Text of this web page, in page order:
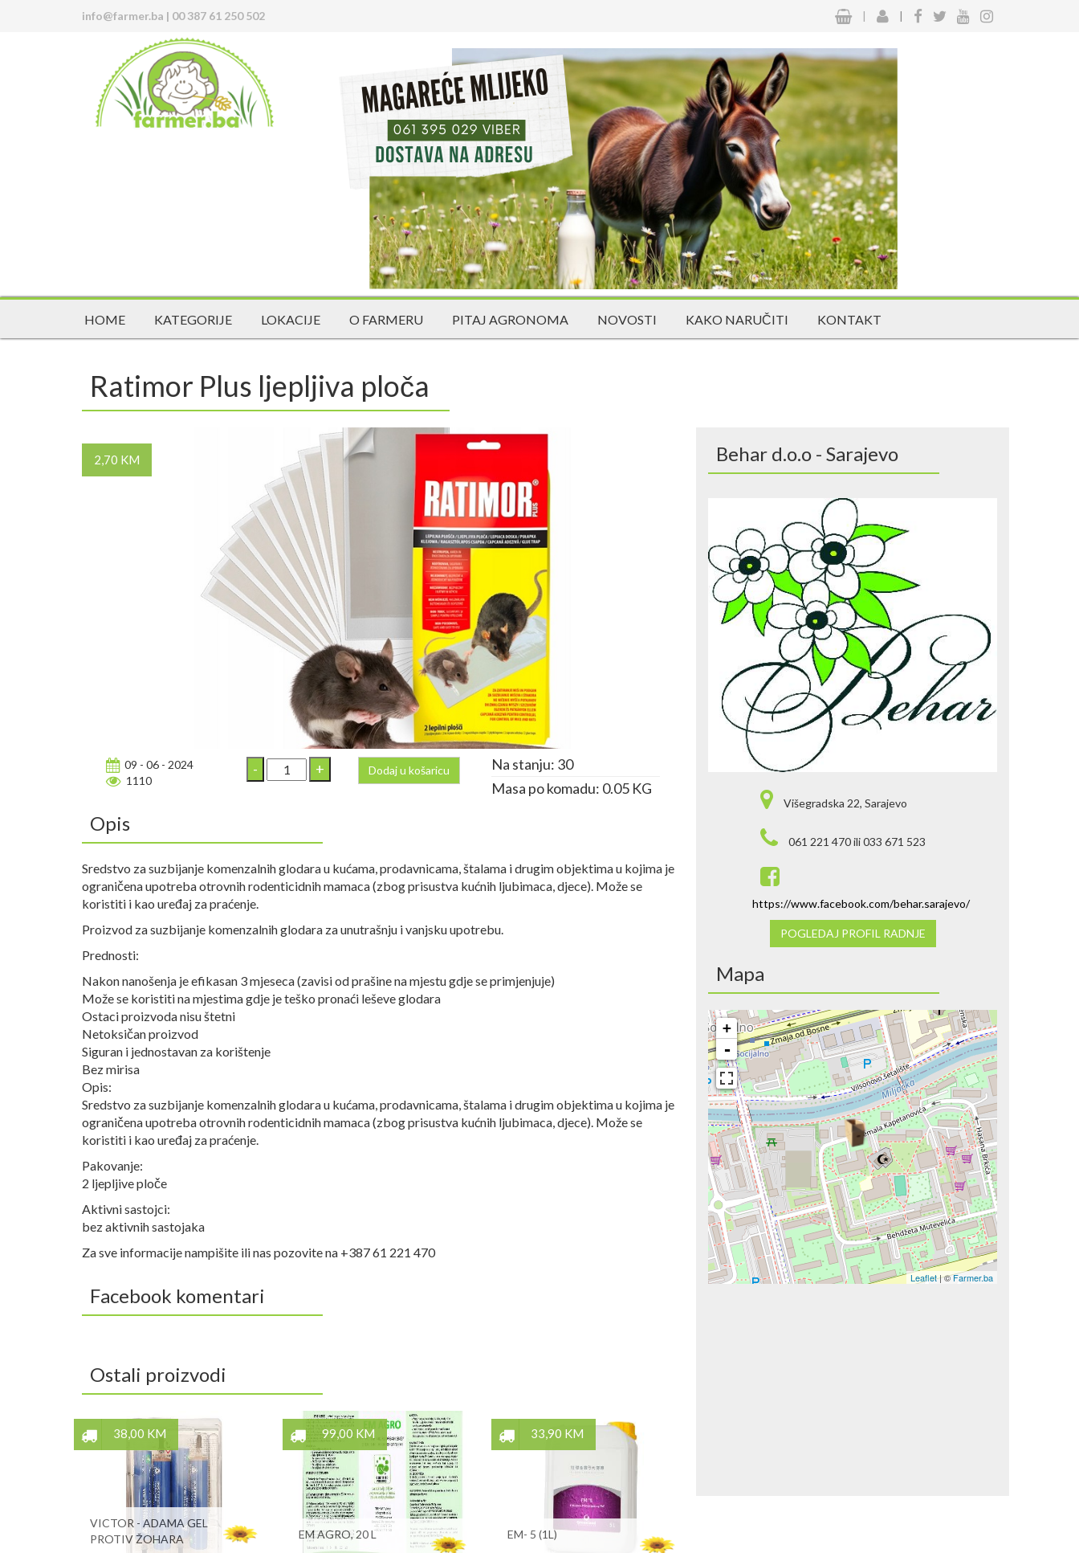
info@farmer.ba | 00 387 61 250 502 | |
HOME KATEGORIJE LOKACIJE O FARMERU PITAJ AGRONOMA NOVOSTI KAKO NARUČITI KONTAKT
Ratimor Plus ljepljiva ploča
2,70 KM
09 - 06 - 2024
1110
Dodaj u košaricu
Na stanju: 30
Masa po komadu: 0.05 KG
Opis
Sredstvo za suzbijanje komenzalnih glodara u kućama, prodavnicama, štalama i drugim objektima u kojima je
ograničena upotreba otrovnih rodenticidnih mamaca (zbog prisustva kućnih ljubimaca, djece). Može se
koristiti i kao uređaj za praćenje.
Proizvod za suzbijanje komenzalnih glodara za unutrašnju i vanjsku upotrebu.
Prednosti:
Nakon nanošenja je efikasan 3 mjeseca (zavisi od prašine na mjestu gdje se primjenjuje)
Može se koristiti na mjestima gdje je teško pronaći leševe glodara
Ostaci proizvoda nisu štetni
Netoksičan proizvod
Siguran i jednostavan za korištenje
Bez mirisa
Opis:
Sredstvo za suzbijanje komenzalnih glodara u kućama, prodavnicama, štalama i drugim objektima u kojima je
ograničena upotreba otrovnih rodenticidnih mamaca (zbog prisustva kućnih ljubimaca, djece). Može se
koristiti i kao uređaj za praćenje.
Pakovanje:
2 ljepljive ploče
Aktivni sastojci:
bez aktivnih sastojaka
Za sve informacije nampišite ili nas pozovite na +387 61 221 470
Facebook komentari
Ostali proizvodi
38,00 KM
VICTOR - ADAMA GEL
PROTIV ŽOHARA
99,00 KM
EM AGRO, 20 L
33,90 KM
EM- 5 (1L)
Behar d.o.o - Sarajevo
Višegradska 22, Sarajevo
061 221 470 ili 033 671 523
https://www.facebook.com/behar.sarajevo/
POGLEDAJ PROFIL RADNJE
Mapa
+
-
Leaflet| ©Farmer.ba